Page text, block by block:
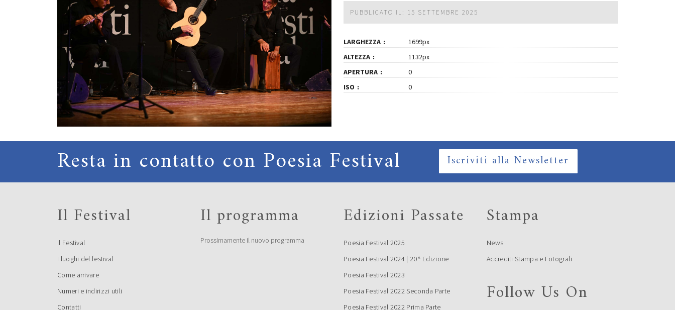
PUBBLICATO IL: 15 SETTEMBRE 2025
LARGHEZZA
1699px
ALTEZZA
1132px
APERTURA
0
ISO
0
Resta in contatto con Poesia Festival Iscriviti alla Newsletter
Il Festival
Il Festival
I luoghi del festival
Come arrivare
Numeri e indirizzi utili
Contatti
Il programma
Prossimamente il nuovo programma
Edizioni Passate
Poesia Festival 2025
Poesia Festival 2024 | 20^ Edizione
Poesia Festival 2023
Poesia Festival 2022 Seconda Parte
Poesia Festival 2022 Prima Parte
Stampa
News
Accrediti Stampa e Fotografi
Follow Us On